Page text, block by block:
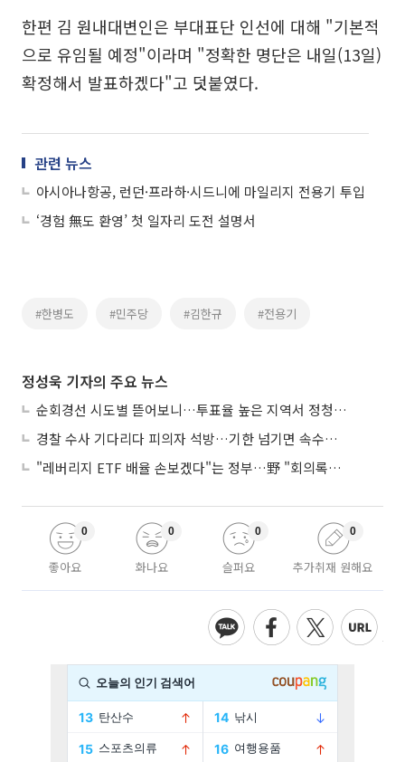
한편 김 원내대변인은 부대표단 인선에 대해 "기본적
으로 유임될 예정"이라며 "정확한 명단은 내일(13일)
확정해서 발표하겠다"고 덧붙였다.
관련 뉴스
아시아나항공, 런던·프라하·시드니에 마일리지 전용기 투입
‘경험 無도 환영’ 첫 일자리 도전 설명서
#한병도 #민주당 #김한규 #전용기
정성욱 기자의 주요 뉴스
순회경선 시도별 뜯어보니…투표율 높은 지역서 정청래 강세
경찰 수사 기다리다 피의자 석방…기한 넘기면 속수무책
"레버리지 ETF 배율 손보겠다"는 정부…野 "회의록부터 내놔야"
좋아요
0
화나요
0
슬퍼요
0
추가취재 원해요
0